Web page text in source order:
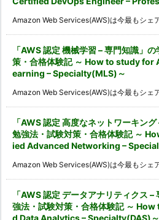
Amazon Web Services(AWS)は今最もシェ
「AWS 認定 機械学習 – 専門知識」
策・合格体験記 ～ How to study
earning – Specialty(MLS)～
Amazon Web Services(AWS)は今最もシェ
「AWS 認定 高度なネットワーキン
勉強法・試験対策・合格体験記 ～
ied Advanced Networking –
Amazon Web Services(AWS)は今最もシェ
「AWS 認定 データアナリティクス
強法・試験対策・合格体験記 ～
d Data Analytics – Specialty(DAS)～